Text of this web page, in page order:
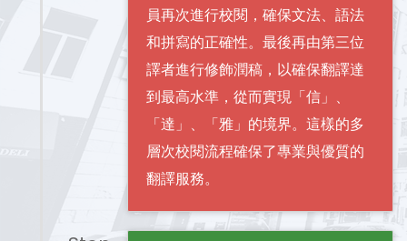
員再次進行校閱，確保文法、語法
和拼寫的正確性。最後再由第三位
譯者進行修飾潤稿，以確保翻譯達
到最高水準，從而實現「信」、
「達」、「雅」的境界。這樣的多
層次校閱流程確保了專業與優質的
翻譯服務。